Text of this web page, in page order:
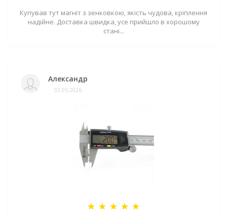
Купував тут магніт з зенковкою, якість чудова, кріплення
надійне. Доставка швидка, усе прийшло в хорошому
стані...
Александр
02.05.2026